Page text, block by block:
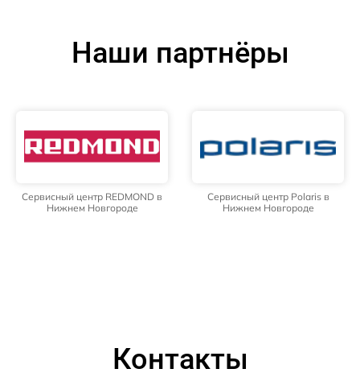
Наши партнёры
Сервисный центр REDMOND в
Нижнем Новгороде
Сервисный центр Polaris в
Нижнем Новгороде
Контакты